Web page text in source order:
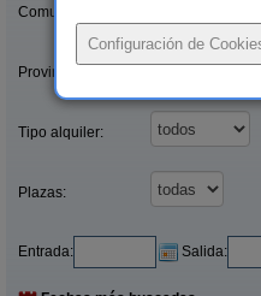
Comunidades:
Provincias/Islas:
Tipo alquiler:
Plazas:
Entrada: Salida: